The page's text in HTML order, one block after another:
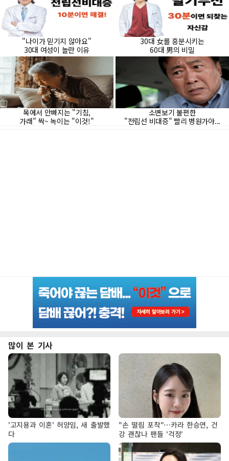
많이 본 기사
'고지용과 이혼' 허양임, 새 출발했
다
"손 떨림 포착"…카라 한승연, 건
강 괜찮나 팬들 '걱정'